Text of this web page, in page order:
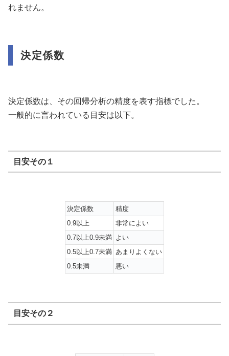
れません。
決定係数
決定係数は、その回帰分析の精度を表す指標でした。
一般的に言われている目安は以下。
目安その１
決定係数
精度
0.9以上
非常によい
0.7以上0.9未満 よい
0.5以上0.7未満 あまりよくない
0.5未満
悪い
目安その２